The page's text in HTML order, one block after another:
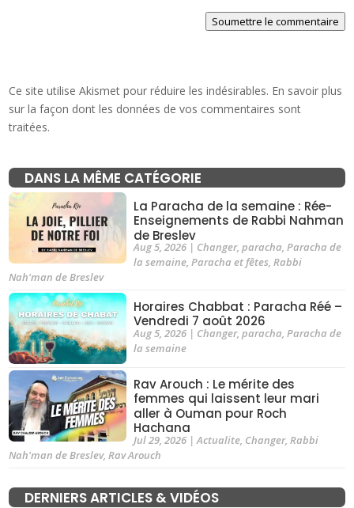
Soumettre le commentaire
Ce site utilise Akismet pour réduire les indésirables. En savoir plus
sur la façon dont les données de vos commentaires sont
traitées.
DANS LA MÊME CATÉGORIE
La Paracha de la semaine : Rée-
Enseignements de Rabbi Nahman
de Breslev
Aug 5, 2026| Changer, paracha, Paracha de
la semaine, Paracha et fêtes, Rabbi
Nah'man de Breslev
Horaires Chabbat : Paracha Réé –
Vendredi 7 août 2026
Aug 5, 2026| Changer, paracha Paracha de
la semaine
Rav Arouch : Le mérite des
femmes qui laissent leur mari
aller à Ouman pour Roch
Hachana
Jul 29, 2026| Actualite, Changer, Rabbi
Nah'man de Breslev, Rav Arouch
DERNIERS ARTICLES & VIDÉOS